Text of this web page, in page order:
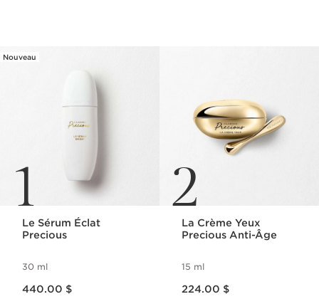
1
Nouveau
Le Sérum Éclat
Precious
30 ml
440.00 $
2
La Crème Yeux
Precious Anti-Âge
15 ml
224.00 $